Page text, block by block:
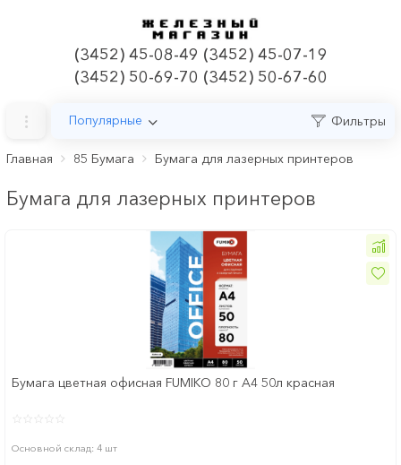
(3452) 45-08-49 (3452) 45-07-19
(3452) 50-69-70 (3452) 50-67-60
Популярные Фильтры
Главная 85 Бумага Бумага для лазерных принтеров
Бумага для лазерных принтеров
Бумага цветная офисная FUMIKO 80 г А4 50л красная
Основной склад: 4 шт